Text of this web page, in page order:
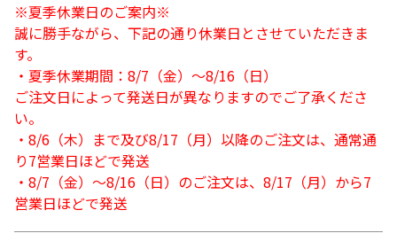
※夏季休業日のご案内※
誠に勝手ながら、下記の通り休業日とさせていただきま
す。
・夏季休業期間：8/7（金）～8/16（日）
ご注文日によって発送日が異なりますのでご了承くださ
い。
・8/6（木）まで及び8/17（月）以降のご注文は、通常通
り7営業日ほどで発送
・8/7（金）～8/16（日）のご注文は、8/17（月）から7
営業日ほどで発送